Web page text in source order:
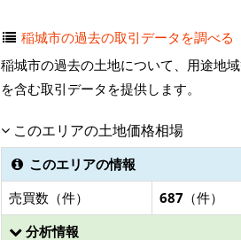
稲城市の過去の取引データを調べる
稲城市の過去の土地について、用途地
を含む取引データを提供します。
このエリアの土地価格相場
このエリアの情報
売買数（件）
687 （件）
分析情報